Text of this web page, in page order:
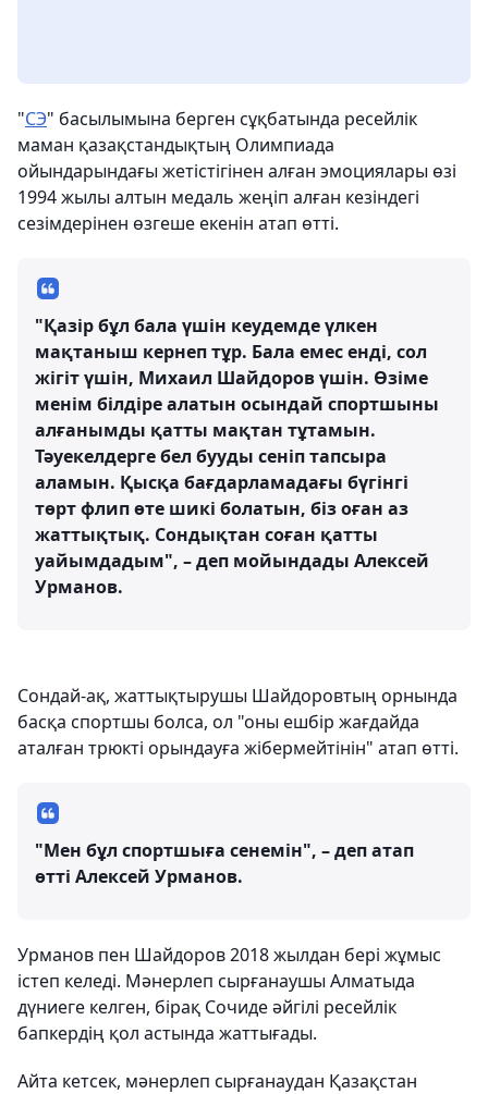
"СЭ" басылымына берген сұқбатында ресейлік
маман қазақстандықтың Олимпиада
ойындарындағы жетістігінен алған эмоциялары өзі
1994 жылы алтын медаль жеңіп алған кезіндегі
сезімдерінен өзгеше екенін атап өтті.
"Қазір бұл бала үшін кеудемде үлкен
мақтаныш кернеп тұр. Бала емес енді, сол
жігіт үшін, Михаил Шайдоров үшін. Өзіме
менім білдіре алатын осындай спортшыны
алғанымды қатты мақтан тұтамын.
Тәуекелдерге бел бууды сеніп тапсыра
аламын. Қысқа бағдарламадағы бүгінгі
төрт флип өте шикі болатын, біз оған аз
жаттықтық. Сондықтан соған қатты
уайымдадым", – деп мойындады Алексей
Урманов.
Сондай-ақ, жаттықтырушы Шайдоровтың орнында
басқа спортшы болса, ол "оны ешбір жағдайда
аталған трюкті орындауға жібермейтінін" атап өтті.
"Мен бұл спортшыға сенемін", – деп атап
өтті Алексей Урманов.
Урманов пен Шайдоров 2018 жылдан бері жұмыс
істеп келеді. Мәнерлеп сырғанаушы Алматыда
дүниеге келген, бірақ Сочиде әйгілі ресейлік
бапкердің қол астында жаттығады.
Айта кетсек, мәнерлеп сырғанаудан Қазақстан